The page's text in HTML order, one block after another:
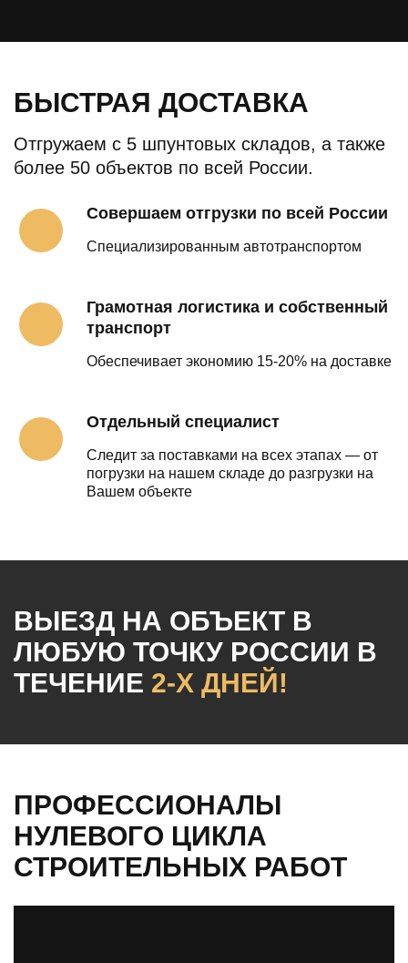
БЫСТРАЯ ДОСТАВКА
Отгружаем с 5 шпунтовых складов, а также
более 50 объектов по всей России.
Совершаем отгрузки по всей России
Специализированным автотранспортом
Грамотная логистика и собственный
транспорт
Обеспечивает экономию 15-20% на доставке
Отдельный специалист
Следит за поставками на всех этапах — от
погрузки на нашем складе до разгрузки на
Вашем объекте
ВЫЕЗД НА ОБЪЕКТ В
ЛЮБУЮ ТОЧКУ РОССИИ В
ТЕЧЕНИЕ 2-Х ДНЕЙ!
ПРОФЕССИОНАЛЫ
НУЛЕВОГО ЦИКЛА
СТРОИТЕЛЬНЫХ РАБОТ